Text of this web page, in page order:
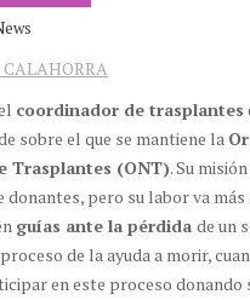
coordinador de trasplantes
sobre el que se mantiene la
Trasplantes (ONT). Su
donantes, pero su labor va más
guías ante la pérdida de un
de la ayuda a morir,
en este proceso donando